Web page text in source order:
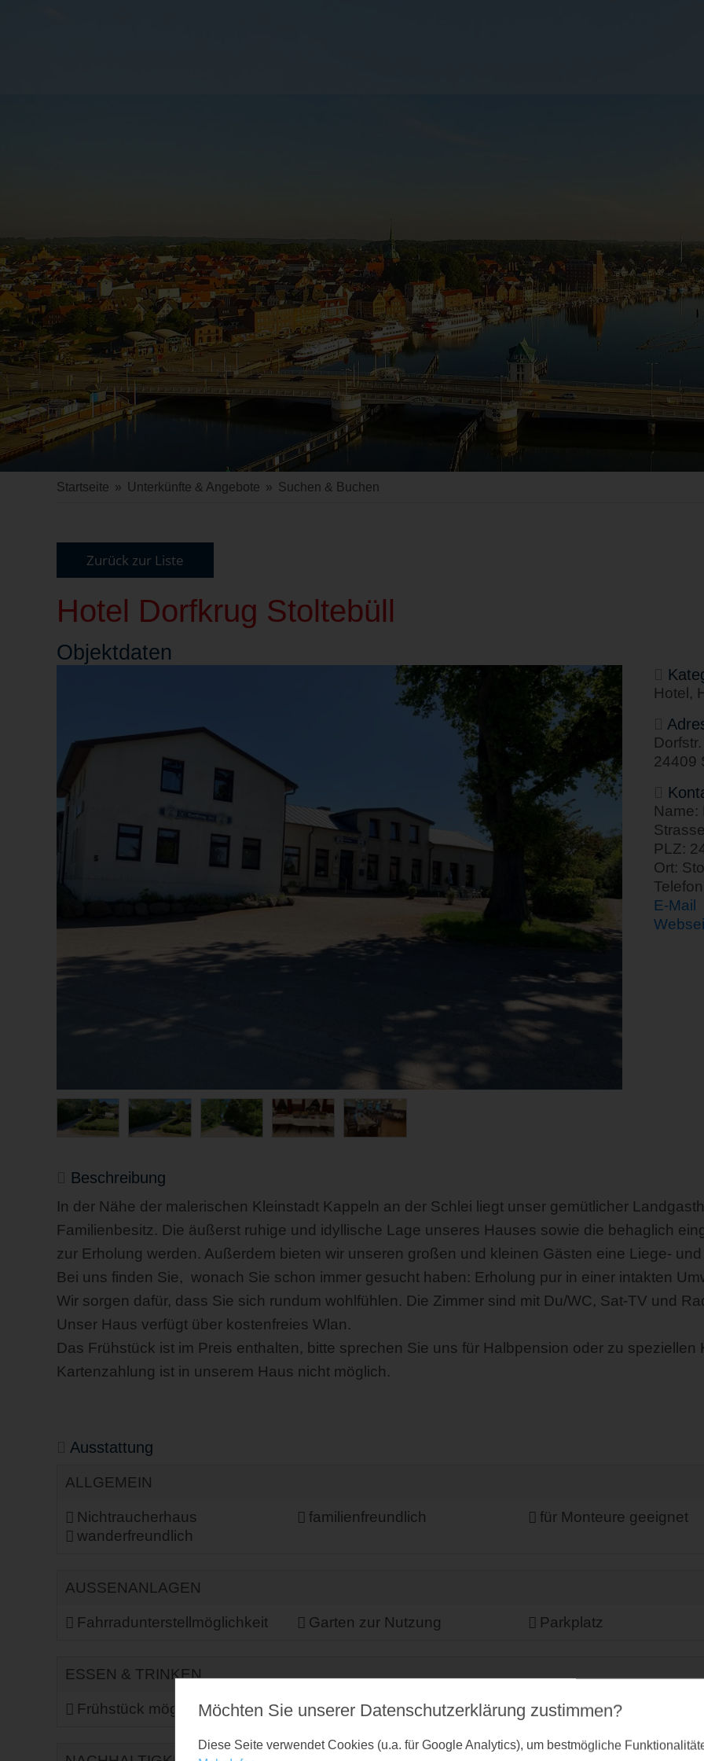
Startseite » Unterkünfte & Angebote » Suchen & Buchen
Zurück zur Liste
Hotel Dorfkrug Stoltebüll
Objektdaten
Hotel,
24409
Name:
PLZ:
Ort:
E-Mail
Beschreibung
In der Nähe der malerischen Kleinstadt Kappeln an der Schlei liegt unser gemütlicher
Familienbesitz. Die äußerst ruhige und idyllische Lage unseres Hauses sowie die behaglich
zur Erholung werden. Außerdem bieten wir unseren großen und kleinen Gästen eine Liege-
Bei uns finden Sie, wonach Sie schon immer gesucht haben: Erholung pur in einer intakten
Wir sorgen dafür, dass Sie sich rundum wohlfühlen. Die Zimmer sind mit Du/WC, Sat-TV und
Unser Haus verfügt über kostenfreies Wlan.
Das Frühstück ist im Preis enthalten, bitte sprechen Sie uns für Halbpension oder zu
Kartenzahlung ist in unserem Haus nicht möglich.
Ausstattung
ALLGEMEIN
Nichtraucherhaus familienfreundlich
für Monteure geeignet
wanderfreundlich
AUSSENANLAGEN
Fahrradunterstellmöglichkeit Garten zur Nutzung Parkplatz
ESSEN & TRINKEN
Frühstück möglich Küche (regionale Produkte) Restaurant im Hause
Möchten Sie unserer Datenschutz­erklärung zustimmen?
Diese Seite verwendet Cookies (u.a. für Google Analytics), um bestmögliche